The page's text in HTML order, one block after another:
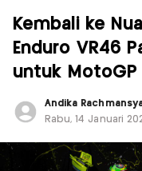
Kembali ke
Enduro VR46
untuk MotoGP
Andika
Rabu, 14 Januari